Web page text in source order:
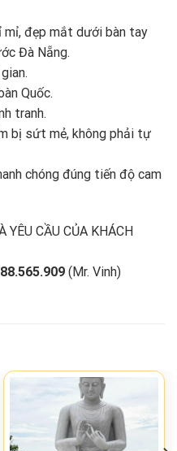
đẹp mắt dưới bàn tay
Đà Nẵng.
Quốc.
tranh.
bị sứt mẻ, không phải tự
chóng đúng tiến độ cam
CẦU CỦA KHÁCH
(Mr. Vinh)